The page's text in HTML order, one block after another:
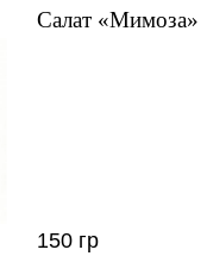
Салат «Мимоза»
150 гр